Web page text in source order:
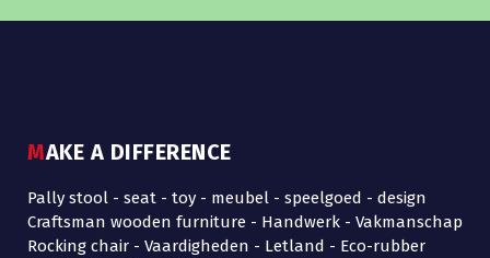
MAKE A DIFFERENCE
Pally stool - seat - toy - meubel - speelgoed - design
Craftsman wooden furniture - Handwerk - Vakmanschap
Rocking chair - Vaardigheden - Letland - Eco-rubber